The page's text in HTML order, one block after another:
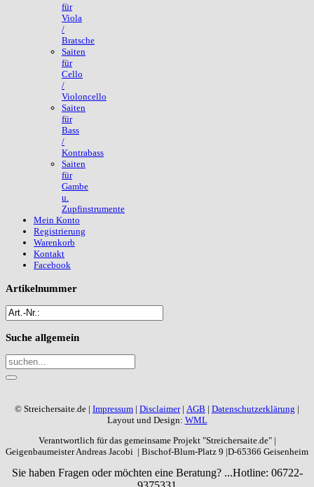
für
Viola
/
Bratsche
Saiten
für
Cello
/
Violoncello
Saiten
für
Bass
/
Kontrabass
Saiten
für
Gambe
u.
Zupfinstrumente
Mein Konto
Registrierung
Warenkorb
Kontakt
Facebook
Artikelnummer
Suche allgemein
© Streichersaite.de | Impressum | Disclaimer| AGB | Datenschutzerklärung |
Layout und Design: WML
Verantwortlich für das gemeinsame Projekt "Streichersaite.de" |
Geigenbaumeister Andreas Jacobi | Bischof-Blum-Platz 9 |D-65366 Geisenheim
Sie haben Fragen oder möchten eine Beratung? ...Hotline: 06722-